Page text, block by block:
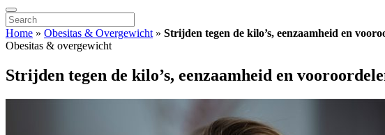
Home » Obesitas & Overgewicht » Strijden tegen de kilo’s, eenzaamheid en
Obesitas & overgewicht
Strijden tegen de kilo’s, eenzaamheid en